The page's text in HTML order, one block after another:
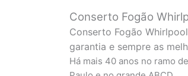
Conserto Fogão
Conserto Fogão
garantia e sempre as
Há mais 40 anos no ramo